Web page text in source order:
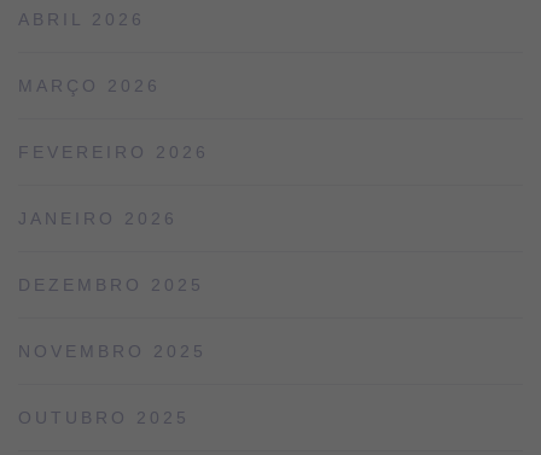
ABRIL 2026
MARÇO 2026
FEVEREIRO 2026
JANEIRO 2026
DEZEMBRO 2025
NOVEMBRO 2025
OUTUBRO 2025